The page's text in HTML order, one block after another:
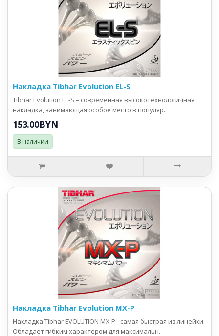
Накладка Tibhar Evolution EL-S
Tibhar Evolution EL-S – современная высокотехнологичная
накладка, занимающая особое место в популяр..
153.00BYN
В наличии
Накладка Tibhar Evolution MX-P
Накладка Tibhar EVOLUTION MX-P - самая быстрая из линейки.
Обладает гибким характером для максимальн..